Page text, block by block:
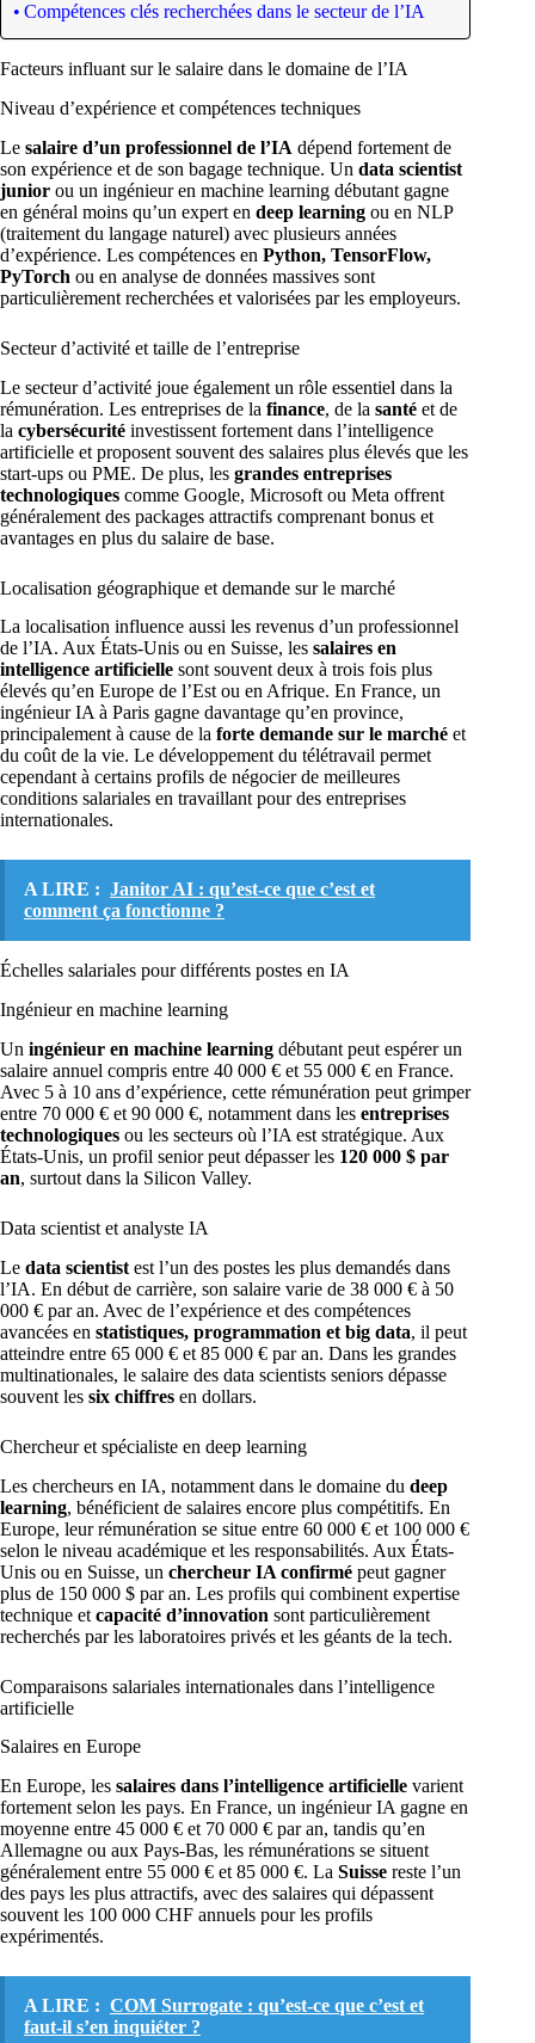
Compétences clés recherchées dans le secteur de l’IA
Facteurs influant sur le salaire dans le domaine de l’IA
Niveau d’expérience et compétences techniques
Le salaire d’un professionnel de l’IA dépend fortement de
son expérience et de son bagage technique. Un data scientist
junior ou un ingénieur en machine learning débutant gagne
en général moins qu’un expert en deep learning ou en NLP
(traitement du langage naturel) avec plusieurs années
d’expérience. Les compétences en Python, TensorFlow,
PyTorch ou en analyse de données massives sont
particulièrement recherchées et valorisées par les employeurs.
Secteur d’activité et taille de l’entreprise
Le secteur d’activité joue également un rôle essentiel dans la
rémunération. Les entreprises de la finance, de la santé et de
la cybersécurité investissent fortement dans l’intelligence
artificielle et proposent souvent des salaires plus élevés que les
start-ups ou PME. De plus, les grandes entreprises
technologiques comme Google, Microsoft ou Meta offrent
généralement des packages attractifs comprenant bonus et
avantages en plus du salaire de base.
Localisation géographique et demande sur le marché
La localisation influence aussi les revenus d’un professionnel
de l’IA. Aux États-Unis ou en Suisse, les salaires en
intelligence artificielle sont souvent deux à trois fois plus
élevés qu’en Europe de l’Est ou en Afrique. En France, un
ingénieur IA à Paris gagne davantage qu’en province,
principalement à cause de la forte demande sur le marché et
du coût de la vie. Le développement du télétravail permet
cependant à certains profils de négocier de meilleures
conditions salariales en travaillant pour des entreprises
internationales.
A LIRE : Janitor AI : qu’est-ce que c’est et
comment ça fonctionne ?
Échelles salariales pour différents postes en IA
Ingénieur en machine learning
Un ingénieur en machine learning débutant peut espérer un
salaire annuel compris entre 40 000 € et 55 000 € en France.
Avec 5 à 10 ans d’expérience, cette rémunération peut grimper
entre 70 000 € et 90 000 €, notamment dans les entreprises
technologiques ou les secteurs où l’IA est stratégique. Aux
États-Unis, un profil senior peut dépasser les 120 000 $ par
an, surtout dans la Silicon Valley.
Data scientist et analyste IA
Le data scientist est l’un des postes les plus demandés dans
l’IA. En début de carrière, son salaire varie de 38 000 € à 50
000 € par an. Avec de l’expérience et des compétences
avancées en statistiques, programmation et big data, il peut
atteindre entre 65 000 € et 85 000 € par an. Dans les grandes
multinationales, le salaire des data scientists seniors dépasse
souvent les six chiffres en dollars.
Chercheur et spécialiste en deep learning
Les chercheurs en IA, notamment dans le domaine du deep
learning, bénéficient de salaires encore plus compétitifs. En
Europe, leur rémunération se situe entre 60 000 € et 100 000 €
selon le niveau académique et les responsabilités. Aux États-
Unis ou en Suisse, un chercheur IA confirmé peut gagner
plus de 150 000 $ par an. Les profils qui combinent expertise
technique et capacité d’innovation sont particulièrement
recherchés par les laboratoires privés et les géants de la tech.
Comparaisons salariales internationales dans l’intelligence
artificielle
Salaires en Europe
En Europe, les salaires dans l’intelligence artificielle varient
fortement selon les pays. En France, un ingénieur IA gagne en
moyenne entre 45 000 € et 70 000 € par an, tandis qu’en
Allemagne ou aux Pays-Bas, les rémunérations se situent
généralement entre 55 000 € et 85 000 €. La Suisse reste l’un
des pays les plus attractifs, avec des salaires qui dépassent
souvent les 100 000 CHF annuels pour les profils
expérimentés.
A LIRE : COM Surrogate : qu’est-ce que c’est et
faut-il s’en inquiéter ?